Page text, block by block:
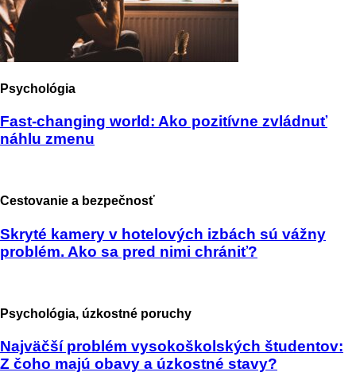
Psychológia
Fast-changing world: Ako pozitívne zvládnuť
náhlu zmenu
Cestovanie a bezpečnosť
Skryté kamery v hotelových izbách sú vážny
problém. Ako sa pred nimi chrániť?
Psychológia, úzkostné poruchy
Najväčší problém vysokoškolských študentov:
Z čoho majú obavy a úzkostné stavy?